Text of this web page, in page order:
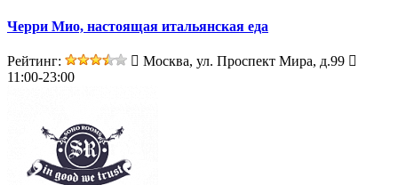
Черри Мио, настоящая итальянская еда
Рейтинг:
Москва, ул. Проспект Мира, д.99
11:00-23:00